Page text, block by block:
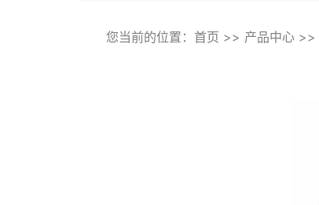
您当前的位置： 首页 >> 产品中心>>